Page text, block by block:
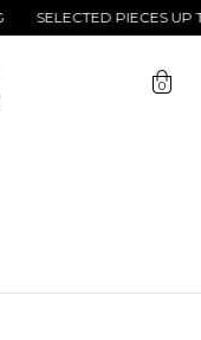
SELECTED PIECES UP
0